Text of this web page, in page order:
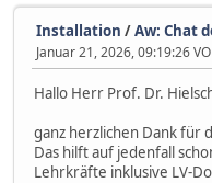
Installation /Aw: Chat
Januar 21, 2026, 09:19:26
Hallo Herr Prof. Dr.
ganz herzlichen Dank für
Das hilft auf jedenfall
Lehrkräfte inklusive LV-